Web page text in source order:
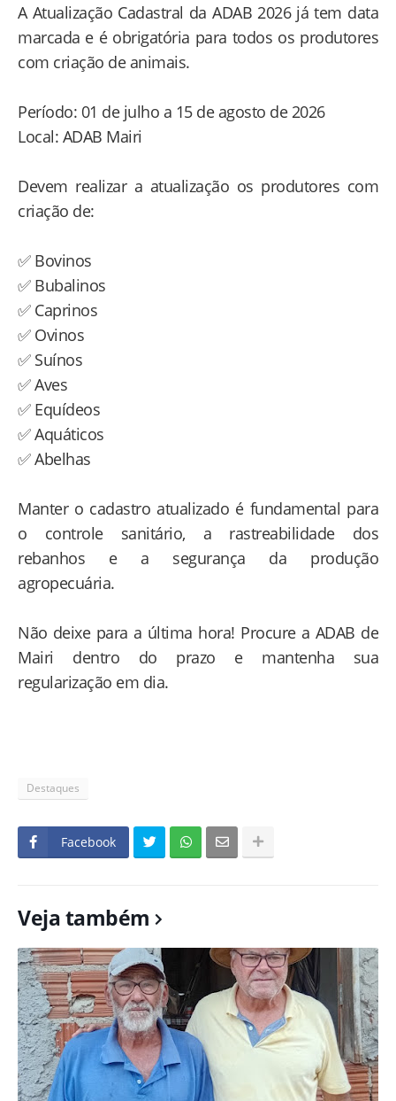
A Atualização Cadastral da ADAB 2026 já tem data
marcada e é obrigatória para todos os produtores
com criação de animais.
Período: 01 de julho a 15 de agosto de 2026
Local: ADAB Mairi
Devem realizar a atualização os produtores com
criação de:
✅ Bovinos
✅ Bubalinos
✅ Caprinos
✅ Ovinos
✅ Suínos
✅ Aves
✅ Equídeos
✅ Aquáticos
✅ Abelhas
Manter o cadastro atualizado é fundamental para
o controle sanitário, a rastreabilidade dos
rebanhos e a segurança da produção
agropecuária.
Não deixe para a última hora! Procure a ADAB de
Mairi dentro do prazo e mantenha sua
regularização em dia.
Destaques
Facebook
Veja também